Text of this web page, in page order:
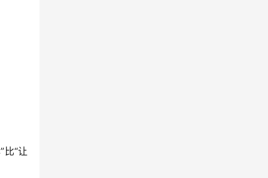
“让